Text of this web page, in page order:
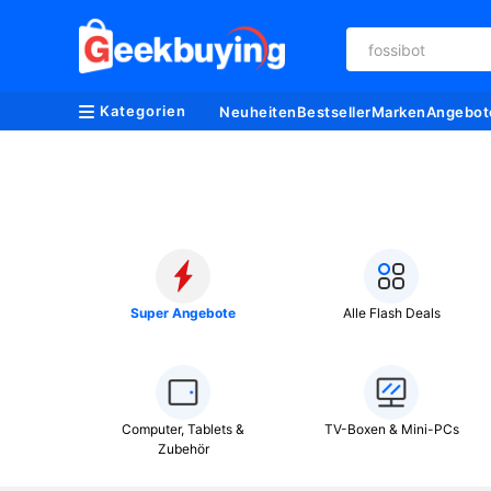
fossibot
Kategorien NeuheitenBestsellerMarken
Super Angebote Alle Flash Deals
Computer, Tablets &
Zubehör
TV-Boxen & Mini-PCs